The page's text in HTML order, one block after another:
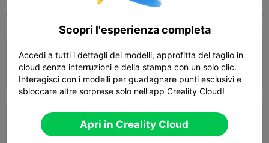
Strato 0,2 mm, 4 pareti, 30% riempimento
 01h 59m  1 plates  80.26g
Strato 0,2 mm, 4 pareti, 15% riempimento
 02h 27m  1 plates  75.68g
Scopri l'esperienza completa
Accedi a tutti i dettagli dei modelli, approfitta del taglio in
cloud senza interruzioni e della stampa con un solo clic.
Interagisci con i modelli per guadagnare punti esclusivi e
sbloccare altre sorprese solo nell'app Creality Cloud!
Apri in Creality Cloud